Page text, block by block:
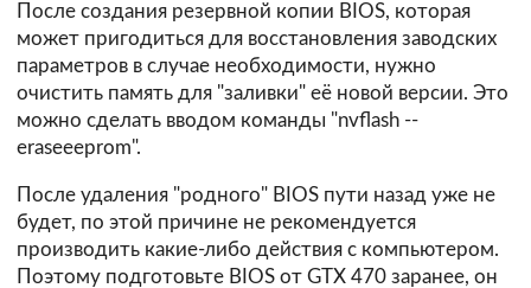
После создания резервной копии BIOS, которая
может пригодиться для восстановления заводских
параметров в случае необходимости, нужно
очистить память для "заливки" её новой версии. Это
можно сделать вводом команды "nvflash --
eraseeeprom".
После удаления "родного" BIOS пути назад уже не
будет, по этой причине не рекомендуется
производить какие-либо действия с компьютером.
Поэтому подготовьте BIOS от GTX 470 заранее, он